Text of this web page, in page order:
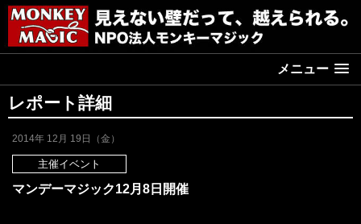
メニュー
レポート詳細
2014年 12月 19日（金）
主催イベント
マンデーマジック12月8日開催